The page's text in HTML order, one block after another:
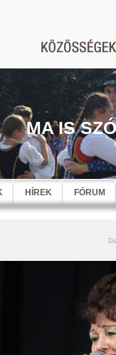
MA IS
HÍREK FÓRUM